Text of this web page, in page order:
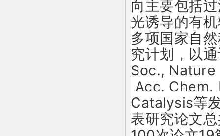
向主要包括
光诱导的有
多项国家自
究计划，以
Soc.,
Acc. Chem.
Catalysis等
表研究论文